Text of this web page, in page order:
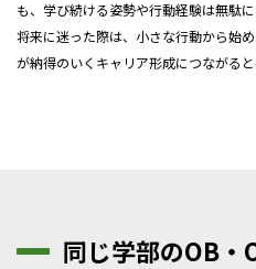
も、学び続ける姿勢や行動経験は無駄
将来に迷った際は、小さな行動から始
が納得のいくキャリア形成につながると
同じ学部のOB・